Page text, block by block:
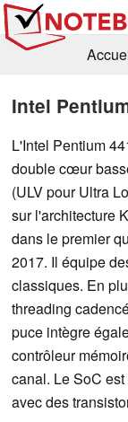
Intel
L'Intel Pentium
double cœur
(ULV pour Ultra
sur l'architecture
dans le premier
2017. Il équipe
classiques. En
threading
puce intègre
contrôleur
canal. Le SoC
avec des